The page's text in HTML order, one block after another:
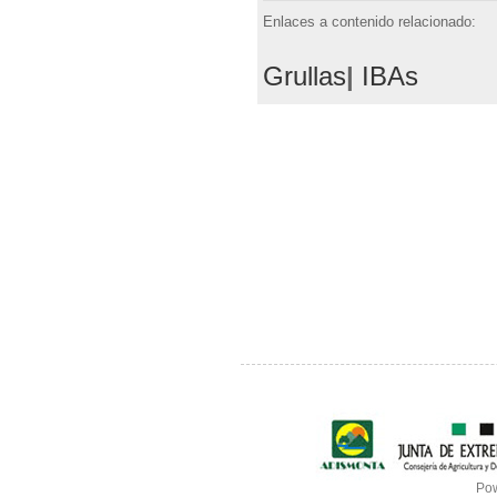
k
Enlaces a contenido relacionado:
Grullas| IBAs